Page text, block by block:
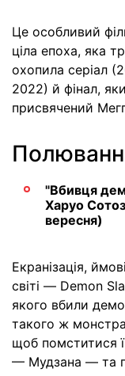
Це особливий
ціла епоха, яка
охопила серіал
2022) й фінал,
присвячений
"Вбивця
Харуо
вересня)
Екранізація,
світі — Demon
якого вбили
такого ж
щоб помститися
— Мудзана — та